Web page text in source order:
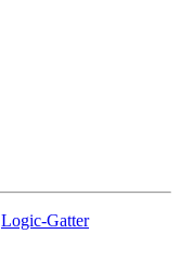
Logic-Gatter